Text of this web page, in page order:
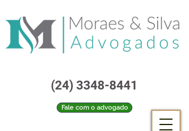
Fale com o advogado
(24) 3348-8441